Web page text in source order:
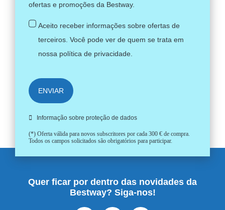
ofertas e promoções da Bestway.
Aceito receber informações sobre ofertas de
terceiros. Você pode ver de quem se trata em
nossa política de privacidade.
ENVIAR
Informação sobre proteção de dados
(*) Oferta válida para novos subscritores por cada 300 € de compra.
Todos os campos solicitados são obrigatórios para participar.
Quer ficar por dentro das novidades da
Bestway? Siga-nos!